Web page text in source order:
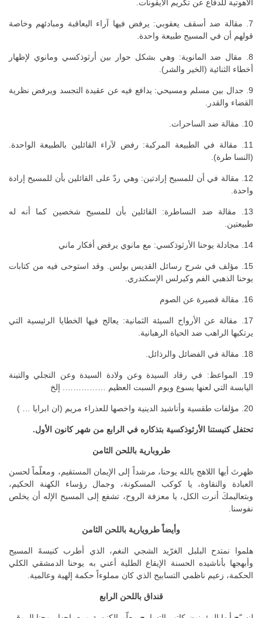
الاهوتية للدفاع عن تكريم الايقونات.
7. مقالة ضد أسقف يعقوبي: يرفض فيها آراء اليعاقبة ومبادئهم وخاصة
قولهم أن في المسيح طبيعة واحدة.
8. مقال ضد المانوية: وهي بشكل حوار بين أرثوذكسي ومانوي لإظهار
أخطاء الثنائية (الخير والشر).
9. جدال بين مسلم ومسيحي: يدافع فيه عن عقيدة التجسد ويرفض نظرية
القضاء والقدر.
10. مقالة ضد الساحرات.
11. مقالة في الطبيعة المركبة: رفض لآراء القائلين بالطبيعة الواحدة.
(النسا طرة).
12. مقالة في أن للمسيح إرادتين: وهي ردّ على القائلين بأن للمسيح إرادة
واحدة.
13. مقالة ضد النساطرة: القائلين بأن للمسيح شخصين كما أنه له
طبيعتين.
14. مجادلة يوحنا الأرثوذكسي: مع مانوي يرفض أفكار ماني
15. مؤلف في شرح رسائل القديس بولس. وقد استوحى فيه من كتابات
يوحنا الذهبي الفم وكيرلس الإسكندري.
16. مقالة قصيرة عن الصوم
17. مقالة عن الأرواح السيئة الثمانية: يعالج فيها الخطايا الرئيسية التي
يرتكبها الراهب ضد الحياة الرهبانية.
18. مقالة في الفضائل والرذائل.
19. المواعظ: في رقاد السيدة وعن ولادة السيدة وعن التجلي والتينة
اليابسة التي لعنها يسوع ويوم السبت العظيم ……………. إلخ
20. مؤلفات طقسية وأناشيد الدينية واخصها للعذراء مريم (ان ابرايا … )
تحتفل كنيستنا الأرثوذكسية بتذكاره في الرابع من شهر كانون الأول.
طروبارية باللحن الثامن
ظهرتَ أيها اللاهج بالله يوحنا، مرشداً إلى الإيمان المستقيم، ومعلّماً لحسن
العبادة والنقاوة، يا كوكب المسكونة، وجمال رؤساء الكهنة الحكيم،
وبتعاليمكَ أنرت الكل، يا معزفة الروح، تشفع إلى المسيح الإله أن يخلص
نفوسنا.
وأيضاً طرويارية باللحن الثامن
هلموا نمتدح البلبل الغرّيد الشجي النغم، الذي أطرب كنيسةَ المسيح
وأبهجها بأناشيده الحسنة الإيقاع الطلية أعني به يوحنا الدمشقي الكلي
الحكمة، زعيم ناظمي التسابيح الذي كان مملوءاً حكمة إلهية وعالمية.
قنداق باللحن الرابع